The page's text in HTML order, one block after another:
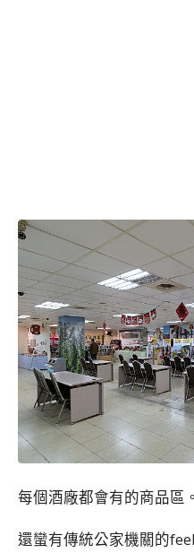
每個酒廠都會有的商品區。
還蠻有傳統公家機關的